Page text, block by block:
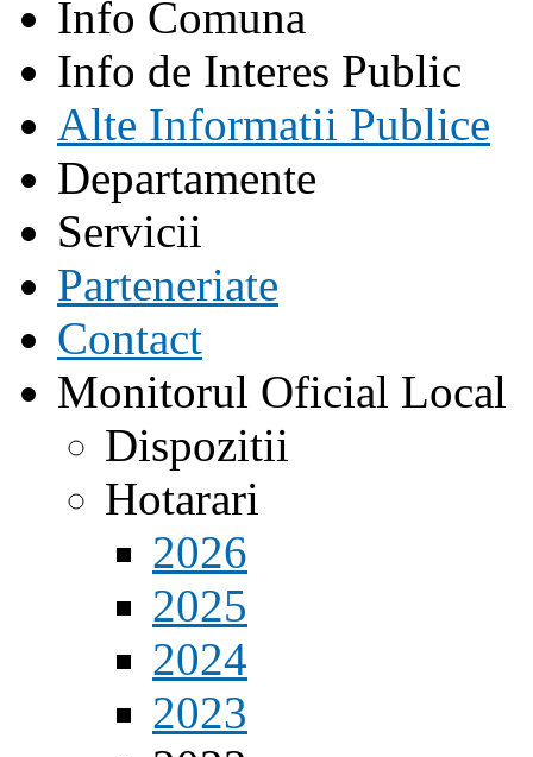
Info Comuna
Info de Interes Public
Alte Informatii Publice
Departamente
Servicii
Parteneriate
Contact
Monitorul Oficial Local
Dispozitii
Hotarari
2026
2025
2024
2023